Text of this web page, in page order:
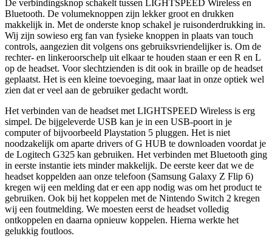
De verbindingsknop schakelt tussen LIGHTSPEED Wireless en
Bluetooth. De volumeknoppen zijn lekker groot en drukken
makkelijk in. Met de onderste knop schakel je ruisonderdrukking in.
Wij zijn sowieso erg fan van fysieke knoppen in plaats van touch
controls, aangezien dit volgens ons gebruiksvriendelijker is. Om de
rechter- en linkeroorschelp uit elkaar te houden staan er een R en L
op de headset. Voor slechtzienden is dit ook in braille op de headset
geplaatst. Het is een kleine toevoeging, maar laat in onze optiek wel
zien dat er veel aan de gebruiker gedacht wordt.
Het verbinden van de headset met LIGHTSPEED Wireless is erg
simpel. De bijgeleverde USB kan je in een USB-poort in je
computer of bijvoorbeeld Playstation 5 pluggen. Het is niet
noodzakelijk om aparte drivers of G HUB te downloaden voordat je
de Logitech G325 kan gebruiken. Het verbinden met Bluetooth ging
in eerste instantie iets minder makkelijk. De eerste keer dat we de
headset koppelden aan onze telefoon (Samsung Galaxy Z Flip 6)
kregen wij een melding dat er een app nodig was om het product te
gebruiken. Ook bij het koppelen met de Nintendo Switch 2 kregen
wij een foutmelding. We moesten eerst de headset volledig
ontkoppelen en daarna opnieuw koppelen. Hierna werkte het
gelukkig foutloos.